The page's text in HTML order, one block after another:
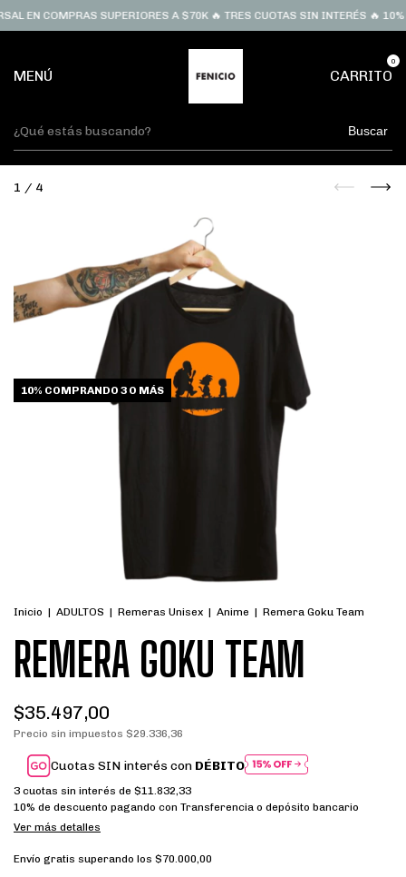
COMPRAS SUPERIORES A $70K 🔥 TRES CUOTAS SIN INTERÉS 🔥 10%
MENÚ CARRITO
0
Buscar
1 / 4
10% COMPRANDO 3 O MÁS
Inicio | ADULTOS | Remeras Unisex | Anime | Remera Goku Team
REMERA GOKU TEAM
$35.497,00
Precio sin impuestos $29.336,36
Cuotas SIN interés con DÉBITO
3 cuotas sin interés de $11.832,33
10% de descuento pagando con Transferencia o depósito bancario
Ver más detalles
Envío gratis superando los $70.000,00